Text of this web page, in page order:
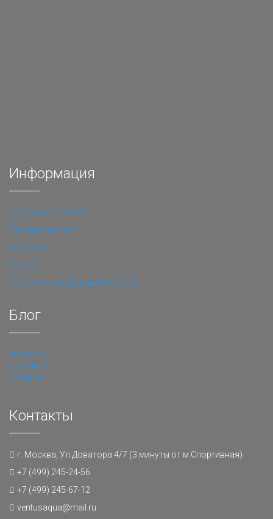
Информация
Доставка и оплата
Личный кабинет
Контакты
Услуги
Политика конфиденциальности
Блог
Новости
Полезное
Галерея
Контакты
г. Москва, Ул.Доватора 4/7 (3 минуты от м.Спортивная)
+7 (499) 245-24-56
+7 (499) 245-67-12
ventusaqua@mail.ru